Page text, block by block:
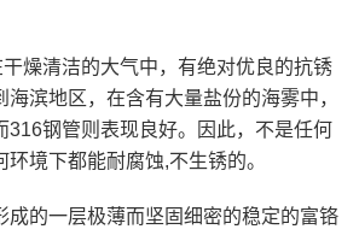
燥清洁的大气中，有绝对优良的抗锈
滨地区，在含有大量盐份的海雾中，
316钢管则表现良好。因此，不是任何
境下都能耐腐蚀,不生锈的。
成的一层极薄而坚固细密的稳定的富铬